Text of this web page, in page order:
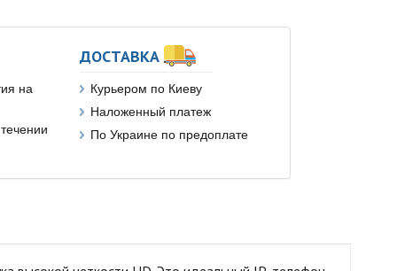
на
ДОСТАВКА
Курьером по Киеву
Наложенный платеж
По Украине по предоплате